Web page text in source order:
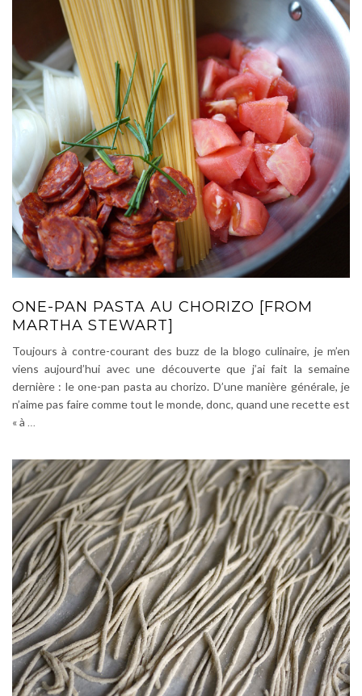
ONE-PAN PASTA AU CHORIZO [FROM
MARTHA STEWART]
Toujours à contre-courant des buzz de la blogo culinaire, je m’en
viens aujourd’hui avec une découverte que j’ai fait la semaine
dernière : le one-pan pasta au chorizo. D’une manière générale, je
n’aime pas faire comme tout le monde, donc, quand une recette est
« à …